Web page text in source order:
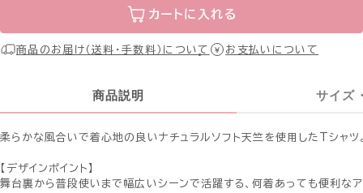
カートに入れる
商品のお届け（送料・手数料）について お支払いについて
商品説明 サイズ
柔らかな風合いで着心地の良いナチュラルソフト天竺を使用したTシャツ
【デザインポイント】
舞台裏から普段使いまで幅広いシーンで活躍する、何着あっても便利なア